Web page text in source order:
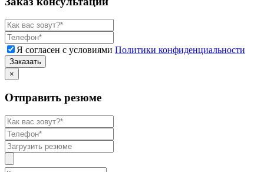
Я согласен с условиями Политики конфиденциальности
Заказать
×
Отправить резюме